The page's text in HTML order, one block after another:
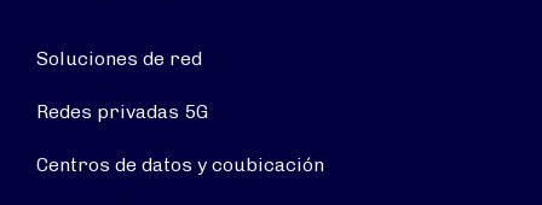
Soluciones de red
Redes privadas 5G
Centros de datos y coubicación